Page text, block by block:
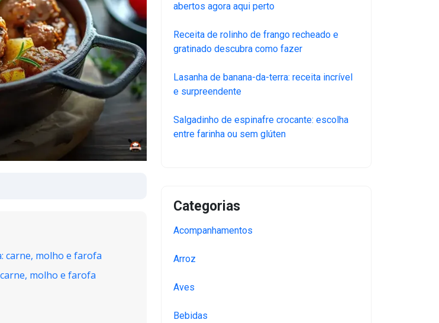
carne, molho e farofa
molho e farofa
abertos agora aqui perto
Receita de rolinho de frango recheado e
gratinado descubra como fazer
Lasanha de banana-da-terra: receita incrível
e surpreendente
Salgadinho de espinafre crocante: escolha
entre farinha ou sem glúten
Categorias
Acompanhamentos
Arroz
Aves
Bebidas